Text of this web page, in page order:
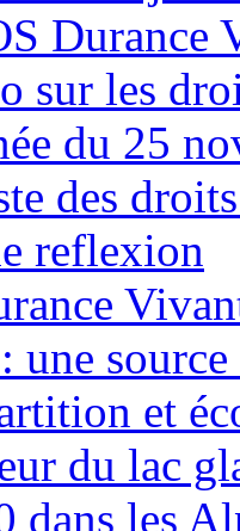
Durance
sur les
du 25
des
reflexion
une
et
du lac
dans les